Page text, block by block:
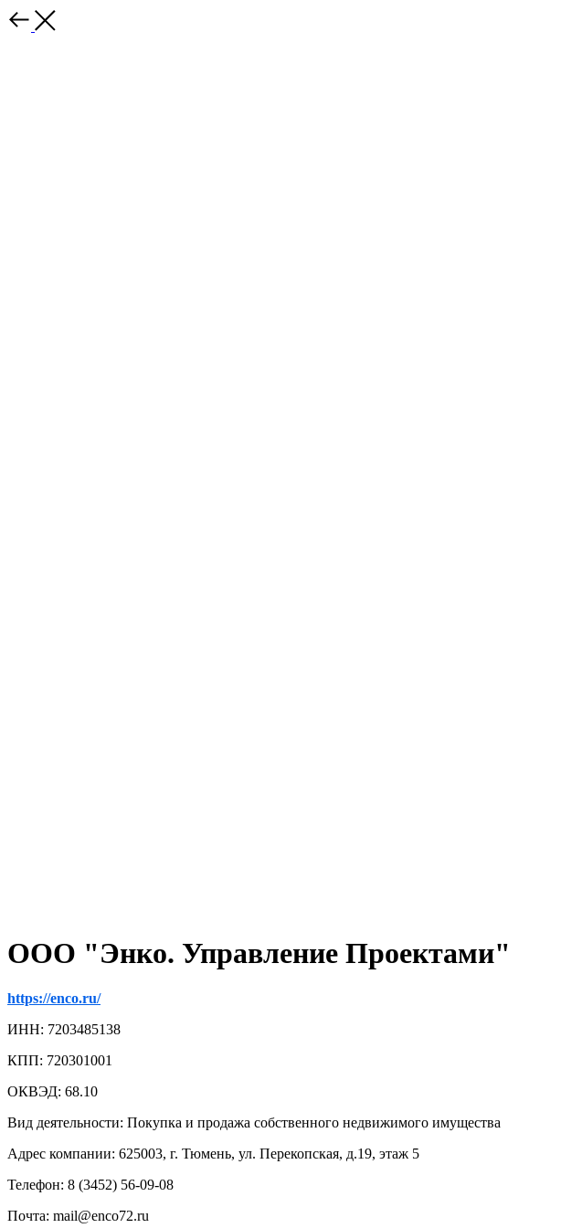
ООО "Энко. Управление Проектами"
https://enco.ru/
ИНН: 7203485138
КПП: 720301001
ОКВЭД: 68.10
Вид деятельности: Покупка и продажа собственного недвижимого имущества
Адрес компании: 625003, г. Тюмень, ул. Перекопская, д.19, этаж 5
Телефон: 8 (3452) 56-09-08
Почта: mail@enco72.ru